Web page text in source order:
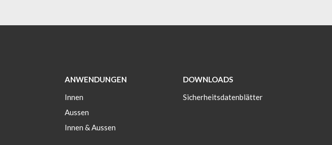
ANWENDUNGEN
Innen
Aussen
Innen & Aussen
DOWNLOADS
Sicherheitsdatenblätter